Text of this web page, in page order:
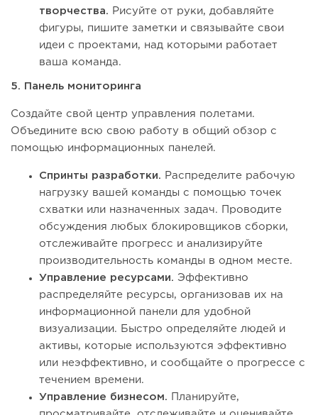
творчества.
Рисуйте от руки, добавляйте
фигуры, пишите заметки и связывайте свои
идеи с проектами, над которыми работает
ваша команда.
5. Панель мониторинга
Создайте свой центр управления полетами.
Объедините всю свою работу в общий обзор с
помощью информационных панелей.
Спринты разработки.
Распределите рабочую
нагрузку вашей команды с помощью точек
схватки или назначенных задач. Проводите
обсуждения любых блокировщиков сборки,
отслеживайте прогресс и анализируйте
производительность команды в одном месте.
Управление ресурсами. Эффективно
распределяйте ресурсы, организовав их на
информационной панели для удобной
визуализации. Быстро определяйте людей и
активы, которые используются эффективно
или неэффективно, и сообщайте о прогрессе с
течением времени.
Управление бизнесом.
Планируйте,